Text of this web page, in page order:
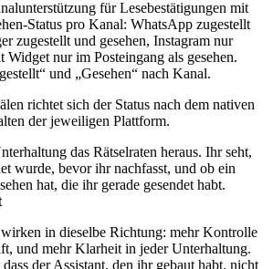
und „Gesehen“ nach Kanal.
richtet sich der Status nach dem nativen
der jeweiligen Plattform.
das Rätselraten heraus. Ihr seht,
wurde, bevor ihr nachfasst, und ob ein
hat, die ihr gerade gesendet habt.
in dieselbe Richtung: mehr Kontrolle
und mehr Klarheit in jeder Unterhaltung.
der Assistant, den ihr gebaut habt, nicht